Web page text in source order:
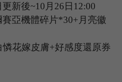
更新後~10 月 26 日 12:00
賽亞機體碎片*30+月亮徽
憐花嫁皮膚+好感度還原券